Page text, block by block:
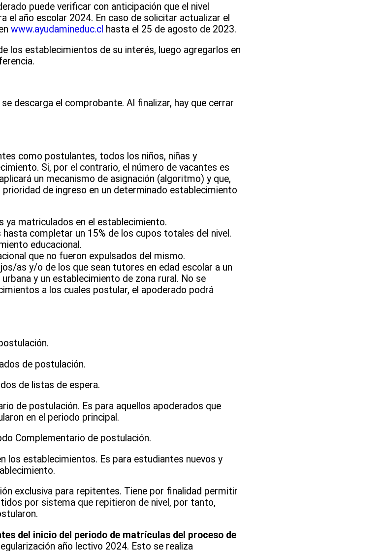
puede verificar con anticipación que el nivel
el año escolar 2024. En caso de solicitar actualizar el
www.ayudamineduc.cl hasta el 25 de agosto de 2023.
los establecimientos de su interés, luego agregarlos en
el comprobante. Al finalizar, hay que cerrar
como postulantes, todos los niños, niñas y
Si, por el contrario, el número de vacantes es
un mecanismo de asignación (algoritmo) y que,
de ingreso en un determinado establecimiento
ya matriculados en el establecimiento.
completar un 15% de los cupos totales del nivel.
educacional.
que no fueron expulsados del mismo.
as y/o de los que sean tutores en edad escolar a un
y un establecimiento de zona rural. No se
a los cuales postular, el apoderado podrá
de postulación.
de listas de espera.
de postulación. Es para aquellos apoderados que
en el periodo principal.
Complementario de postulación.
los establecimientos. Es para estudiantes nuevos y
exclusiva para repitentes. Tiene por finalidad permitir
por sistema que repitieron de nivel, por tanto,
del inicio del periodo de matrículas del proceso de
año lectivo 2024. Esto se realiza